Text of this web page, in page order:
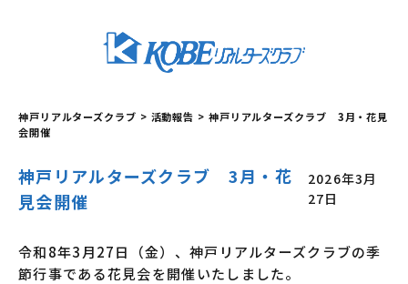
神戸リアルターズクラブ > 活動報告 > 神戸リアルターズクラブ 3月・花見
会開催
神戸リアルターズクラブ 3月・花
見会開催
2026年3月
27日
令和8年3月27日（金）、神戸リアルターズクラブの季
節行事である花見会を開催いたしました。